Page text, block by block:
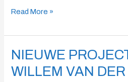
Read More »
NIEUWE
WILLEM VAN
NIEUWE
PROJECTLEIDER